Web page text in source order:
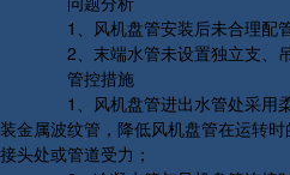
1、风机盘管安装后未合理配管
2、末端水管未设置独立支、吊
管控措施
1、风机盘管进出水管处采用
装金属波纹管，降低风机盘管在运转
接头处或管道受力；